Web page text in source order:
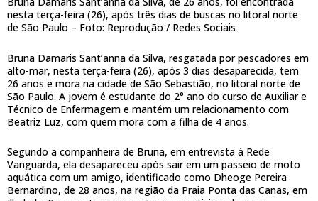
nesta terça-feira (26), após três dias de buscas no litoral norte
de São Paulo – Foto: Reprodução / Redes Sociais
Bruna Damaris Sant’anna da Silva, resgatada por pescadores em
alto-mar, nesta terça-feira (26), após 3 dias desaparecida, tem
26 anos e mora na cidade de São Sebastião, no litoral norte de
São Paulo. A jovem é estudante do 2° ano do curso de Auxiliar e
Técnico de Enfermagem e mantém um relacionamento com
Beatriz Luz, com quem mora com a filha de 4 anos.
Segundo a companheira de Bruna, em entrevista à Rede
Vanguarda, ela desapareceu após sair em um passeio de moto
aquática com um amigo, identificado como Dheoge Pereira
Bernardino, de 28 anos, na região da Praia Ponta das Canas, em